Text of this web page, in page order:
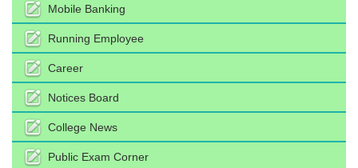
Mobile Banking
Running Employee
Career
Notices Board
College News
Public Exam Corner